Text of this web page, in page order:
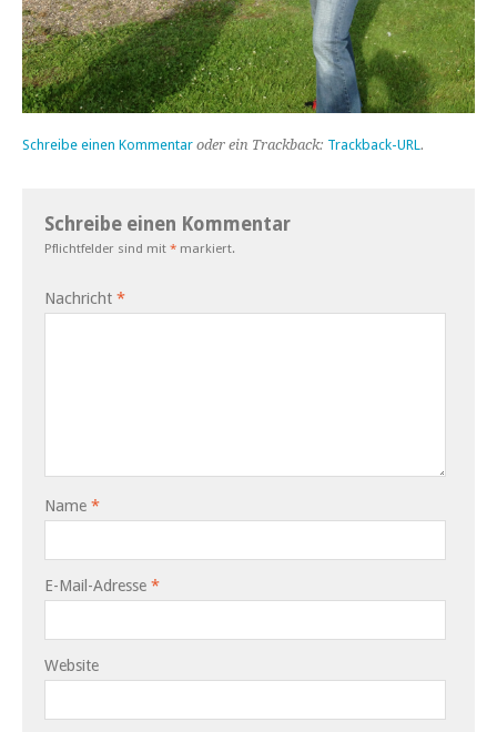
Schreibe einen Kommentar oder ein Trackback: Trackback-URL.
Schreibe einen Kommentar
Pflichtfelder sind mit * markiert.
Nachricht *
Name *
E-Mail-Adresse *
Website